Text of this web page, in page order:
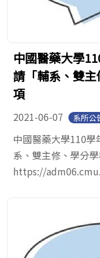
中國醫藥大學
請「輔系、雙
項
2021-06-07 系所公
中國醫藥大學110
系、雙主修、學分
https://